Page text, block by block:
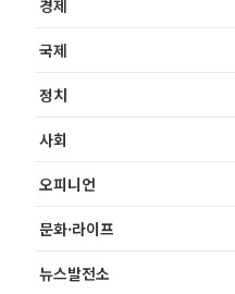
경제
국제
정치
사회
오피니언
문화·라이프
뉴스발전소